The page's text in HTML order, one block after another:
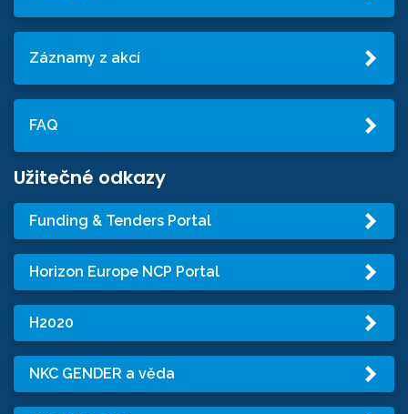
Záznamy z akcí
FAQ
Užitečné odkazy
Funding & Tenders Portal
Horizon Europe NCP Portal
H2020
NKC GENDER a věda